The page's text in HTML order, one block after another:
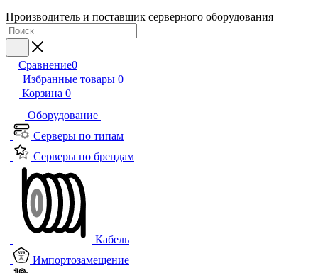
Производитель и поставщик серверного оборудования
Сравнение0
Избранные товары 0
Корзина 0
Оборудование
Серверы по типам
Серверы по брендам
Кабель
Импортозамещение